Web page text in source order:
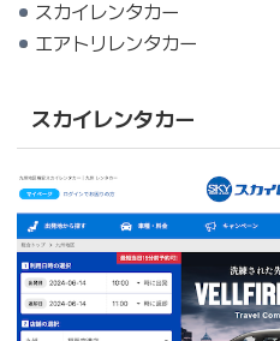
スカイレンタカー
エアトリレンタカー
スカイレンタカー